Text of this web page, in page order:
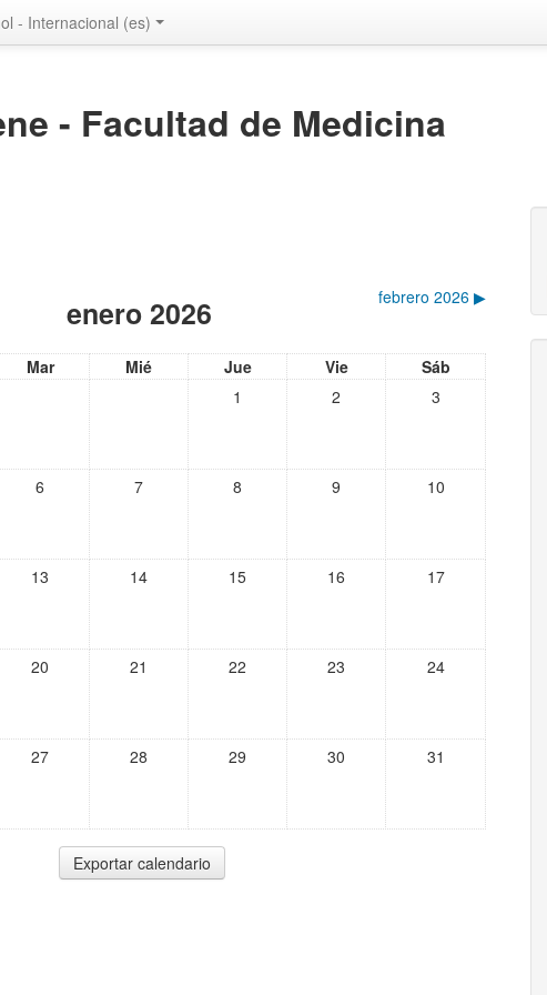
- Internacional ‎(es)‎
- Facultad de Medicina
enero 2026 febrero 2026 ▶︎
Mar Mié Jue Vie
Sáb
1
2 3
6 7 8 9 10
13 14 15 16 17
20 21 22 23 24
27 28 29 30 31